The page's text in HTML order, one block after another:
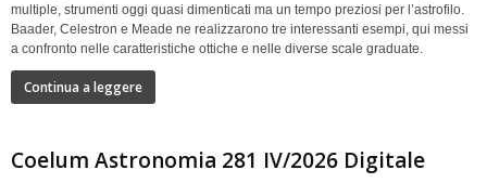
multiple, strumenti oggi quasi dimenticati ma un tempo preziosi per l’astrofilo.
Baader, Celestron e Meade ne realizzarono tre interessanti esempi, qui messi
a confronto nelle caratteristiche ottiche e nelle diverse scale graduate.
Continua a leggere
Coelum Astronomia 281 IV/2026 Digitale